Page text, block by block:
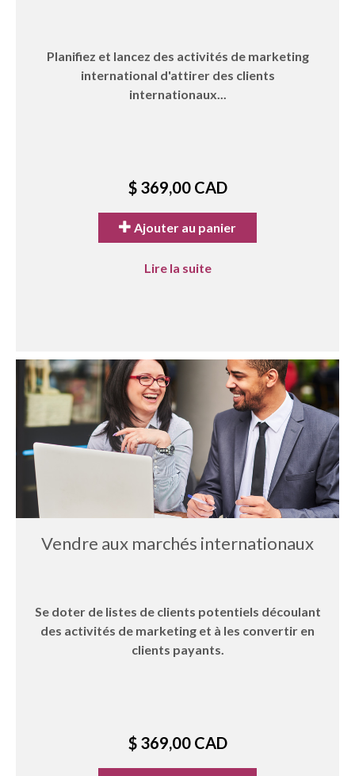
Planifiez et lancez des activités de marketing
international d'attirer des clients
internationaux...
$ 369,00 CAD
Ajouter au panier
Lire la suite
Vendre aux marchés internationaux
Se doter de listes de clients potentiels découlant
des activités de marketing et à les convertir en
clients payants.
$ 369,00 CAD